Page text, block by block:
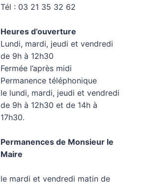
Tél : 03 21 35 32 62
Heures d’ouverture
Lundi, mardi, jeudi et vendredi
de 9h à 12h30
Fermée l’après midi
Permanence téléphonique
le lundi, mardi, jeudi et vendredi
de 9h à 12h30 et de 14h à
17h30.
Permanences de Monsieur le
Maire
le mardi et vendredi matin de